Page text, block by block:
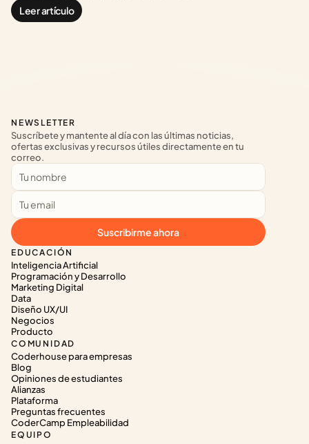
Leer artículo
EDUCACIÓN
Inteligencia Artificial
Programación y Desarrollo
Marketing Digital
Data
Diseño UX/UI
Negocios
Producto
COMUNIDAD
Coderhouse para empresas
Blog
Opiniones de estudiantes
Alianzas
Plataforma
Preguntas frecuentes
CoderCamp Empleabilidad
EQUIPO
NEWSLETTER
Suscríbete y mantente al día con las últimas noticias,
ofertas exclusivas y recursos útiles directamente en tu
correo.
Suscribirme ahora